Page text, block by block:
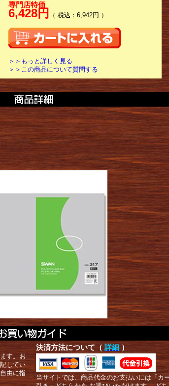
専門店特価
6,428円 （ 税込：6,942円 ）
＞＞もっと詳しく見る
＞＞この商品について質問する
す。お
してい
由に指
決済方法について（ 詳細 ）
当サイトでは、商品代金のお支払いには「カ